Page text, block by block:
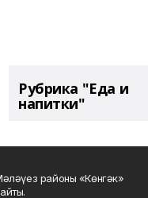
Рубрика "Еда и
напитки"
районы «Көнгәк»